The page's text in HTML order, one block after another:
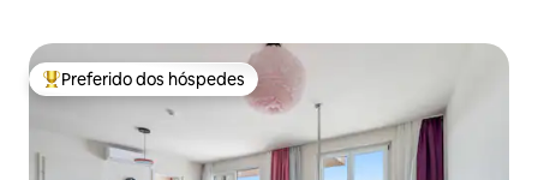
Entre os melhores preferidos dos hóspedes
Preferido dos hóspedes